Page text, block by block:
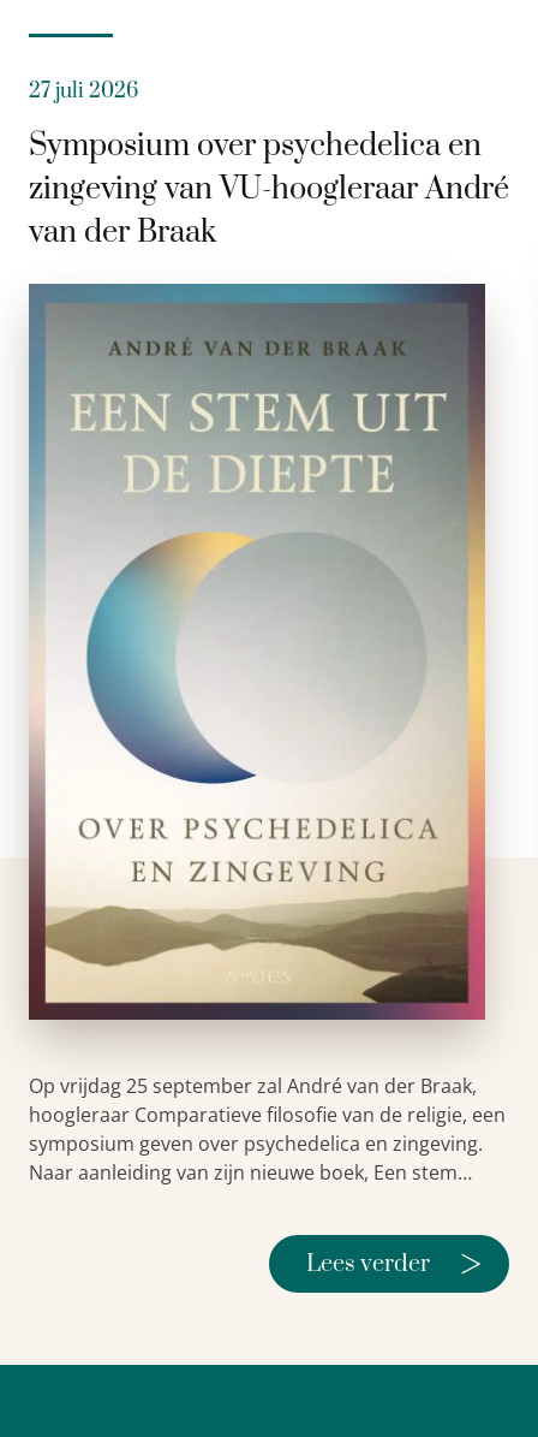
27 juli 2026
Symposium over psychedelica en
zingeving van VU-hoogleraar André
van der Braak
Op vrijdag 25 september zal André van der Braak,
hoogleraar Comparatieve filosofie van de religie, een
symposium geven over psychedelica en zingeving.
Naar aanleiding van zijn nieuwe boek, Een stem…
Lees verder >